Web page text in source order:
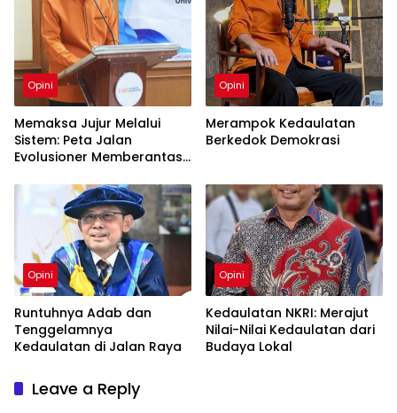
Opini
Memaksa Jujur Melalui
Sistem: Peta Jalan
Evolusioner Memberantas
Opini
Merampok Kedaulatan
Berkedok Demokrasi
Opini
Runtuhnya Adab dan
Tenggelamnya
Kedaulatan di Jalan Raya
Opini
Kedaulatan NKRI: Merajut
Nilai-Nilai Kedaulatan dari
Budaya Lokal
Leave a Reply